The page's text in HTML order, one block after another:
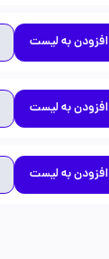
افزودن به لیست
افزودن به لیست
افزودن به لیست